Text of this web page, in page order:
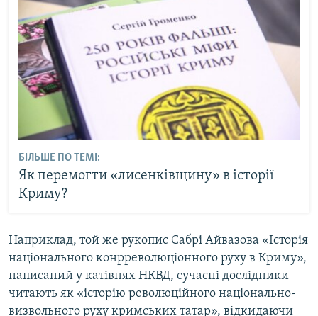
БІЛЬШЕ ПО ТЕМІ:
Як перемогти «лисенківщину» в історії
Криму?
Наприклад, той же рукопис Сабрі Айвазова «Історія
національного конрреволюціонного руху в Криму»,
написаний у катівнях НКВД, сучасні дослідники
читають як «історію революційного національно-
визвольного руху кримських татар», відкидаючи